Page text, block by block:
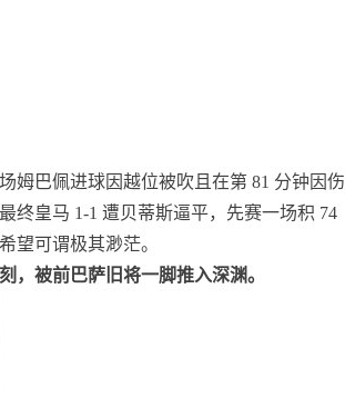
姆巴佩进球因越位被吹且在第 81 分钟因伤
终皇马 1-1 遭贝蒂斯逼平，先赛一场积 74
望可谓极其渺茫。
，被前巴萨旧将一脚推入深渊。